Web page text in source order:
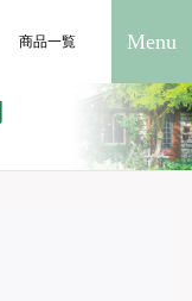
商品一覧 Menu